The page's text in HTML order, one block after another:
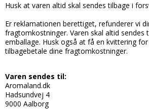
Husk at varen altid skal sendes tilbage i
Er reklamationen berettiget, refunderer vi
fragtomkostninger. Varen skal altid sendes
emballage. Husk også at få en kvittering
tilbagebetale dine fragtomkostninger.
Varen sendes til:
Aromaland.dk
Hadsundvej 4
9000 Aalborg